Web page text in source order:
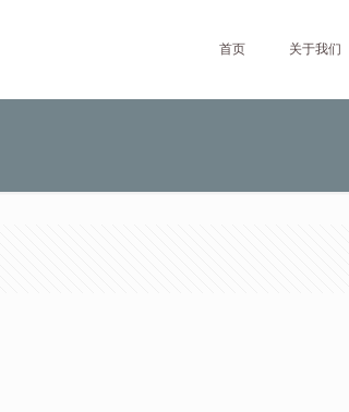
首页 关于我们